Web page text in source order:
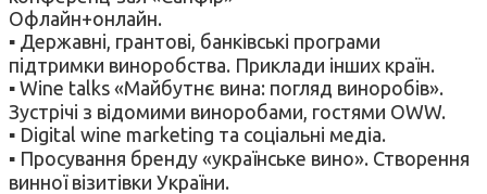
Офлайн+онлайн.
▪ Державні, грантові, банківські програми
підтримки виноробства. Приклади інших країн.
▪ Wine talks «Майбутнє вина: погляд виноробів».
Зустрічі з відомими виноробами, гостями OWW.
▪ Digital wine marketing та соціальні медіа.
▪ Просування бренду «українське вино». Створення
винної візитівки України.